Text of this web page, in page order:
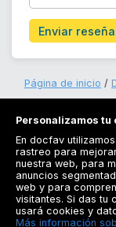
Enviar reseña
Página de inicio
Docfav
Personalizamos tu
En docfav
rastreo para
nuestra web, para
anuncios
web y para
visitantes. Si das tu
usará cookies y
Más información